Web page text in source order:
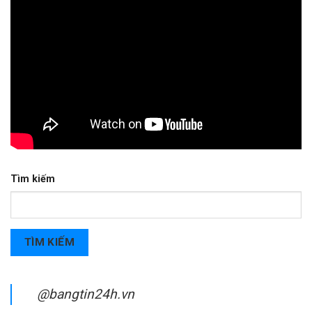
Tìm kiếm
TÌM KIẾM
@bangtin24h.vn